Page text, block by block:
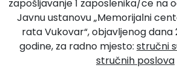
zapošljavanje 1 zaposlenika/ce na
Javnu ustanovu „Memorijalni
rata Vukovar“, objavljenog dana
godine, za radno mjesto: stručni
stručnih poslova